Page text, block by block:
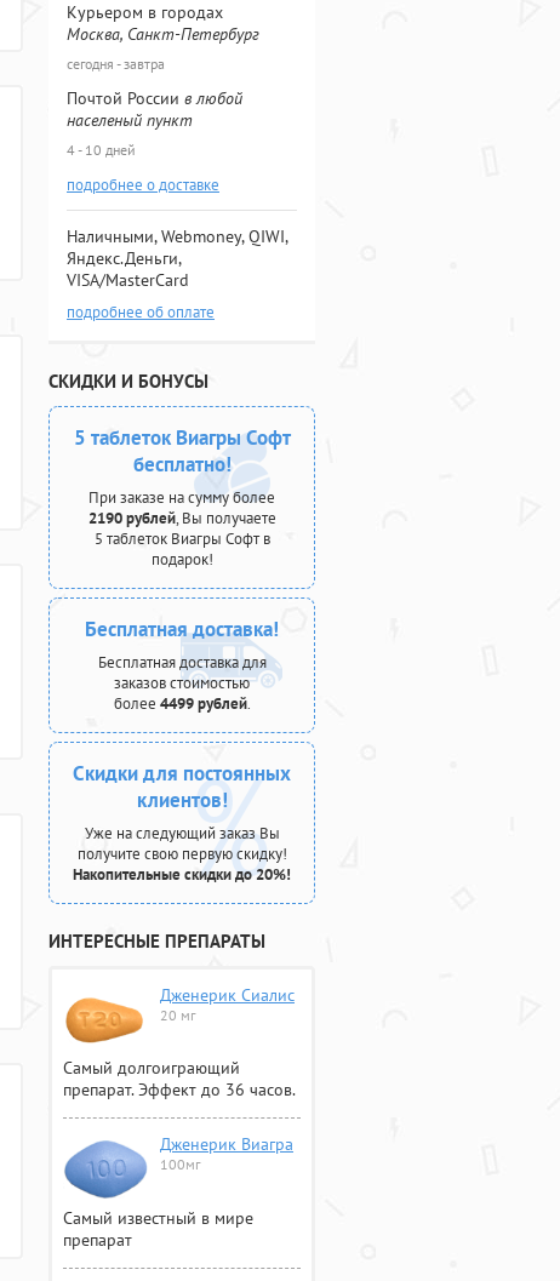
Курьером в городах
Москва, Санкт-Петербург
сегодня - завтра
Почтой России в любой
населеный пункт
4 - 10 дней
подробнее о доставке
Наличными, Webmoney, QIWI,
Яндекс.Деньги,
VISA/MasterCard
подробнее об оплате
СКИДКИ И БОНУСЫ
5 таблеток Виагры Софт
бесплатно!
При заказе на сумму более
2190 рублей, Вы получаете
5 таблеток Виагры Софт в
подарок!
Бесплатная доставка!
Бесплатная доставка для
заказов стоимостью
более 4499 рублей.
Скидки для постоянных
клиентов!
Уже на следующий заказ Вы
получите свою первую скидку!
Накопительные скидки до 20%!
ИНТЕРЕСНЫЕ ПРЕПАРАТЫ
Дженерик Сиалис
20 мг
Самый долгоиграющий
препарат. Эффект до 36 часов.
Дженерик Виагра
100мг
Самый известный в мире
препарат